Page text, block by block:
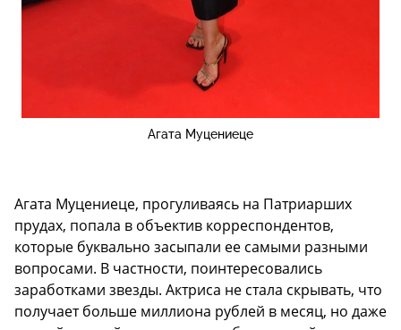
Агата Муцениеце
Агата Муцениеце, прогуливаясь на Патриарших
прудах, попала в объектив корреспондентов,
которые буквально засыпали ее самыми разными
вопросами. В частности, поинтересовались
заработками звезды. Актриса не стала скрывать, что
получает больше миллиона рублей в месяц, но даже